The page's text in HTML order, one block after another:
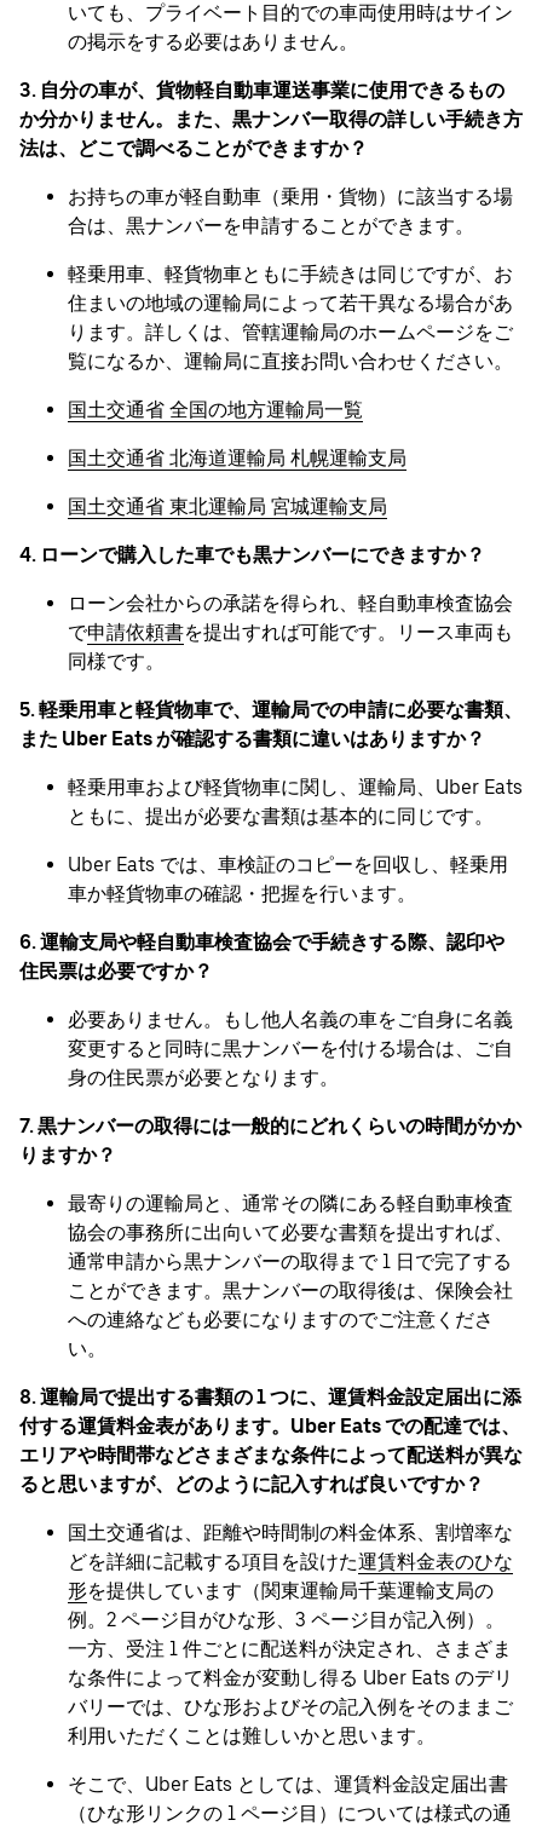
いても、プライベート目的での車両使用時はサイン
の掲示をする必要はありません。
3. 自分の車が、貨物軽自動車運送事業に使用できるもの
か分かりません。また、黒ナンバー取得の詳しい手続き方
法は、どこで調べることができますか？
お持ちの車が軽自動車（乗用・貨物）に該当する場
合は、黒ナンバーを申請することができます。
軽乗用車、軽貨物車ともに手続きは同じですが、お
住まいの地域の運輸局によって若干異なる場合があ
ります。詳しくは、管轄運輸局のホームページをご
覧になるか、運輸局に直接お問い合わせください。
国土交通省 全国の地方運輸局一覧
国土交通省 北海道運輸局 札幌運輸支局
国土交通省 東北運輸局 宮城運輸支局
4. ローンで購入した車でも黒ナンバーにできますか？
ローン会社からの承諾を得られ、軽自動車検査協会
で申請依頼書を提出すれば可能です。リース車両も
同様です。
5. 軽乗用車と軽貨物車で、運輸局での申請に必要な書類、
また Uber Eats が確認する書類に違いはありますか？
軽乗用車および軽貨物車に関し、運輸局、Uber Eats
ともに、提出が必要な書類は基本的に同じです。
Uber Eats では、車検証のコピーを回収し、軽乗用
車か軽貨物車の確認・把握を行います。
6. 運輸支局や軽自動車検査協会で手続きする際、認印や
住民票は必要ですか？
必要ありません。もし他人名義の車をご自身に名義
変更すると同時に黒ナンバーを付ける場合は、ご自
身の住民票が必要となります。
7. 黒ナンバーの取得には一般的にどれくらいの時間がかか
りますか？
最寄りの運輸局と、通常その隣にある軽自動車検査
協会の事務所に出向いて必要な書類を提出すれば、
通常申請から黒ナンバーの取得まで 1 日で完了する
ことができます。黒ナンバーの取得後は、保険会社
への連絡なども必要になりますのでご注意くださ
い。
8. 運輸局で提出する書類の 1 つに、運賃料金設定届出に添
付する運賃料金表があります。Uber Eats での配達では、
エリアや時間帯などさまざまな条件によって配送料が異な
ると思いますが、どのように記入すれば良いですか？
国土交通省は、距離や時間制の料金体系、割増率な
どを詳細に記載する項目を設けた運賃料金表のひな
形を提供しています（関東運輸局千葉運輸支局の
例。2 ページ目がひな形、3 ページ目が記入例）。
一方、受注 1 件ごとに配送料が決定され、さまざま
な条件によって料金が変動し得る Uber Eats のデリ
バリーでは、ひな形およびその記入例をそのままご
利用いただくことは難しいかと思います。
そこで、Uber Eats としては、運賃料金設定届出書
（ひな形リンクの 1 ページ目）については様式の通